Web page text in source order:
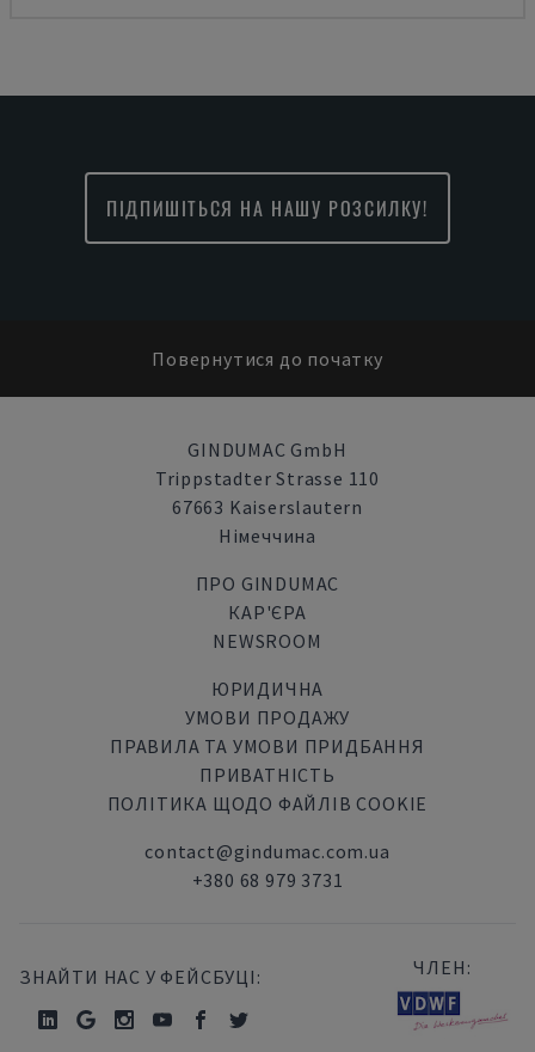
ПІДПИШІТЬСЯ НА НАШУ РОЗСИЛКУ!
Повернутися до початку
GINDUMAC GmbH
Trippstadter Strasse 110
67663 Kaiserslautern
Німеччина
ПРО GINDUMAC
КАР'ЄРА
NEWSROOM
ЮРИДИЧНА
УМОВИ ПРОДАЖУ
ПРАВИЛА ТА УМОВИ ПРИДБАННЯ
ПРИВАТНІСТЬ
ПОЛІТИКА ЩОДО ФАЙЛІВ COOKIE
contact@gindumac.com.ua
+380 68 979 3731
ЗНАЙТИ НАС У ФЕЙСБУЦІ: ЧЛЕН: